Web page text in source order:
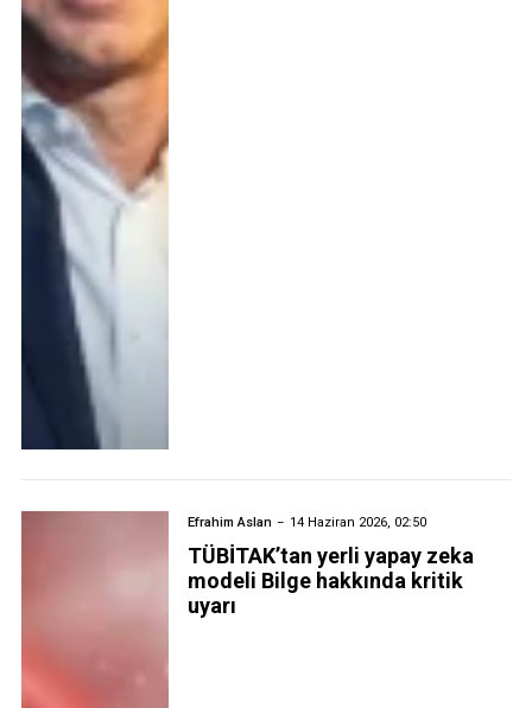
Efrahim Aslan 14 Haziran 2026, 02:50
TÜBİTAK’tan yerli yapay zeka
modeli Bilge hakkında kritik
uyarı